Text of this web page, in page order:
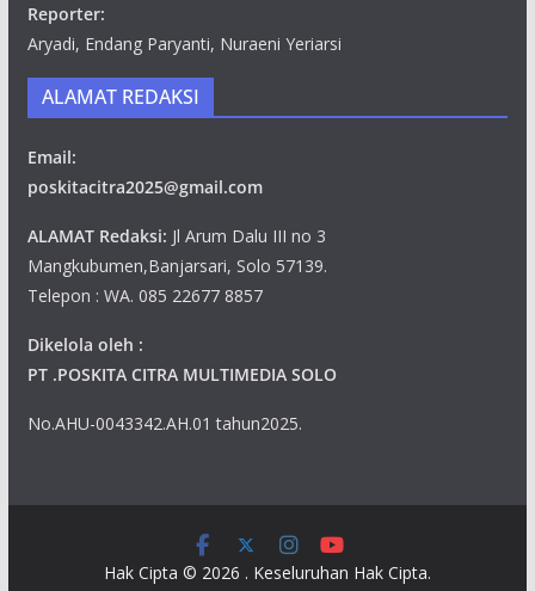
Reporter:
Aryadi, Endang Paryanti, Nuraeni Yeriarsi
ALAMAT REDAKSI
Email:
poskitacitra2025@gmail.com
ALAMAT Redaksi: Jl Arum Dalu III no 3
Mangkubumen,Banjarsari, Solo 57139.
Telepon : WA. 085 22677 8857
Dikelola oleh :
PT .POSKITA CITRA MULTIMEDIA SOLO
No.AHU-0043342.AH.01 tahun2025.
Hak Cipta © 2026 . Keseluruhan Hak Cipta.